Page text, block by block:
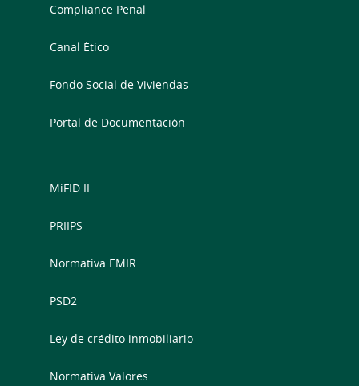
Compliance Penal
Canal Ético
Fondo Social de Viviendas
Portal de Documentación
MiFID II
PRIIPS
Normativa EMIR
PSD2
Ley de crédito inmobiliario
Normativa Valores